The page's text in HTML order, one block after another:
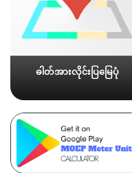
ဓါတ်အားလိုင်းပြမြေပုံ